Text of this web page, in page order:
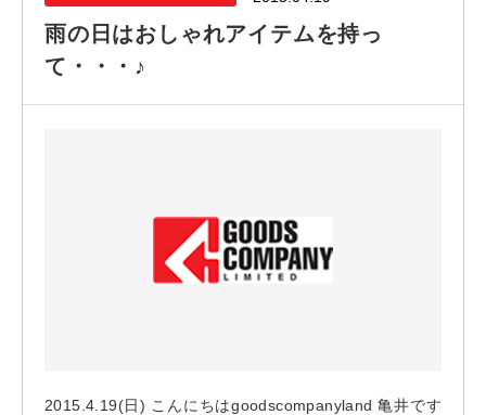
雨の日はおしゃれアイテムを持っ
て・・・♪
2015.4.19(日) こんにちはgoodscompanyland 亀井です